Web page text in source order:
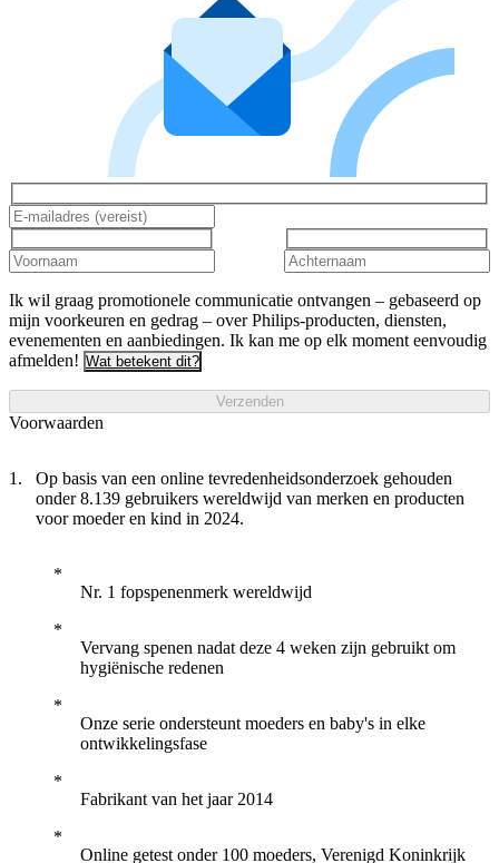
Ik wil graag promotionele communicatie ontvangen – gebaseerd op
mijn voorkeuren en gedrag – over Philips-producten, diensten,
evenementen en aanbiedingen. Ik kan me op elk moment eenvoudig
afmelden! Wat betekent dit?
Verzenden
Voorwaarden
Op basis van een online tevredenheidsonderzoek gehouden
onder 8.139 gebruikers wereldwijd van merken en producten
voor moeder en kind in 2024.
Nr. 1 fopspenenmerk wereldwijd
Vervang spenen nadat deze 4 weken zijn gebruikt om
hygiënische redenen
Onze serie ondersteunt moeders en baby's in elke
ontwikkelingsfase
Fabrikant van het jaar 2014
Online getest onder 100 moeders, Verenigd Koninkrijk